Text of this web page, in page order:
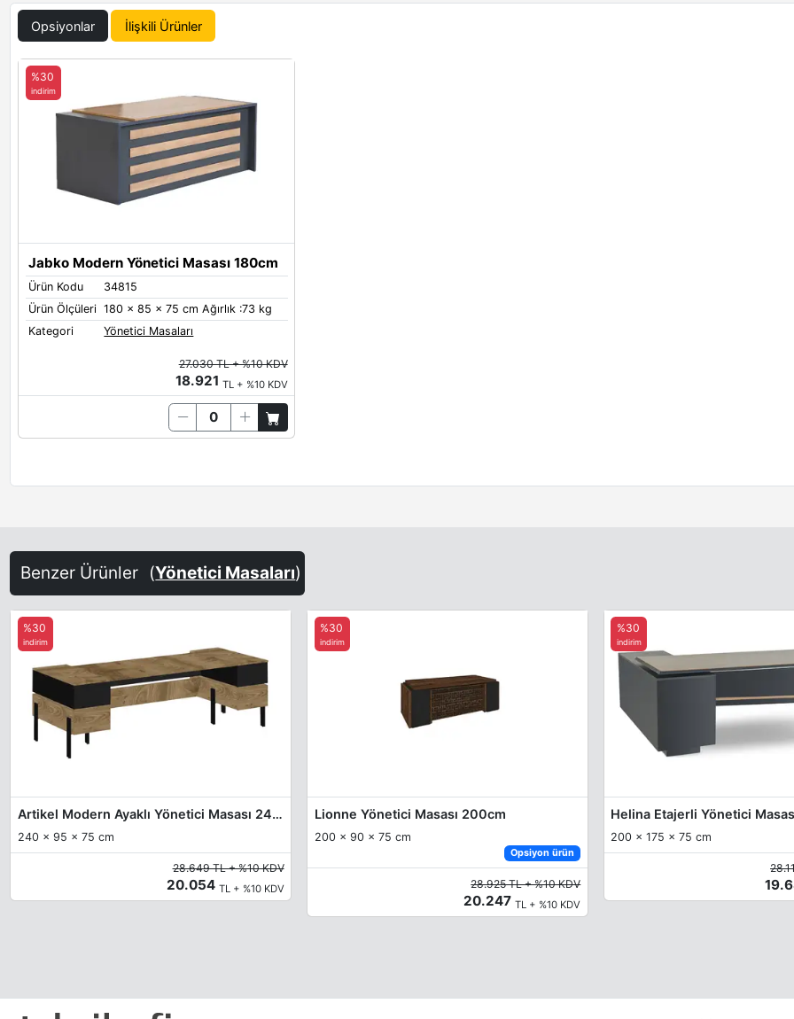
Opsiyonlar İlişkili Ürünler
Jabko Modern Yönetici Masası 180cm
Ürün Kodu
34815
Ürün Ölçüleri 180 x 85 x 75 cm Ağırlık :73 kg
Kategori
Yönetici Masaları
%30
indirim
27.030 TL + %10 KDV
18.921 TL + %10 KDV
Benzer Ürünler (Yönetici Masaları)
Artikel Modern Ayaklı Yönetici Masası 240cm
240 x 95 x 75 cm
%30
indirim
28.649 TL + %10 KDV
20.054 TL + %10 KDV
Lionne Yönetici Masası 200cm
200 x 90 x 75 cm
Opsiyon ürün
%30
indirim
28.925 TL + %10 KDV
20.247TL + %10 KDV
Helina Etajerli Yönetici
200 x 175 x 75 cm
%30
indirim